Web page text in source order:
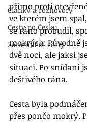
Články a rozhovory
Cesty po Česku
Zahraniční cesty
přímo proti
ve kterém jsem
se ráno probudil,
mokrých. Původně
dvě noci, ale jaksi
situaci. Po snídani
deštivého rána.
Cesta byla
přes pončo mokrý.